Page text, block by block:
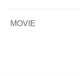
MOVIE